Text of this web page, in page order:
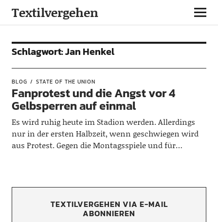
Textilvergehen
Schlagwort:Jan Henkel
BLOG STATE OF THE UNION
Fanprotest und die Angst vor 4
Gelbsperren auf einmal
Es wird ruhig heute im Stadion werden. Allerdings
nur in der ersten Halbzeit, wenn geschwiegen wird
aus Protest. Gegen die Montagsspiele und für…
TEXTILVERGEHEN VIA E-MAIL
ABONNIEREN